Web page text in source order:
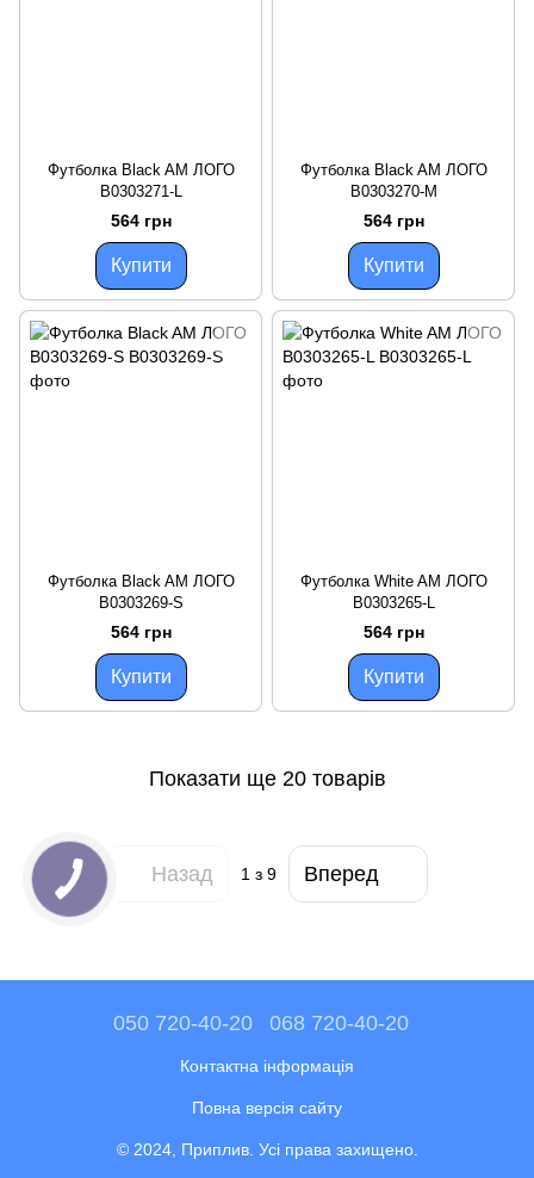
Футболка Black AM ЛОГО
B0303271-L
564 грн
Купити
Футболка Black AM ЛОГО
B0303270-M
564 грн
Купити
Футболка Black AM ЛОГО
B0303269-S
564 грн
Купити
Футболка White AM ЛОГО
B0303265-L
564 грн
Купити
Показати ще 20 товарів
Назад 1з 9 Вперед
050 720-40-20 068 720-40-20
Контактна інформація
Повна версія сайту
© 2024, Приплив. Усі права захищено.